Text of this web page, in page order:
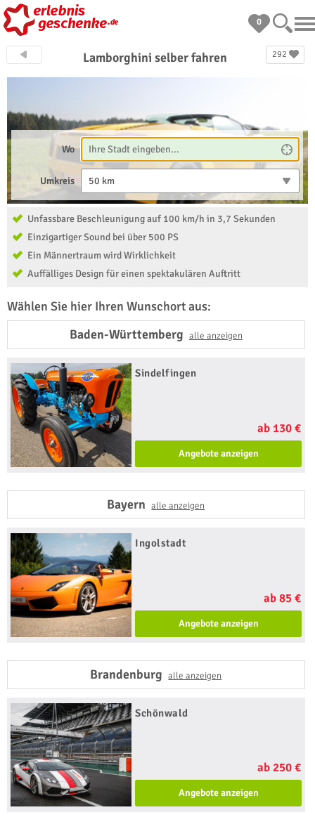
0
292
Lamborghini selber fahren
Wo
Umkreis 50 km
Unfassbare Beschleunigung auf 100 km/h in 3,7 Sekunden
Einzigartiger Sound bei über 500 PS
Ein Männertraum wird Wirklichkeit
Auffälliges Design für einen spektakulären Auftritt
Wählen Sie hier Ihren Wunschort aus:
Baden-Württemberg alle anzeigen
Sindelfingen
ab 130 €
Angebote anzeigen
Bayernalle anzeigen
Ingolstadt
ab 85 €
Angebote anzeigen
Brandenburgalle anzeigen
Schönwald
ab 250 €
Angebote anzeigen